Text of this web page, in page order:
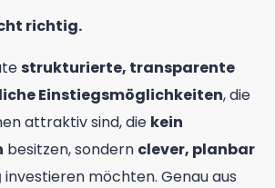
richtig.
strukturierte, transparente
Einstiegsmöglichkeiten, die
attraktiv sind, die kein
besitzen, sondern clever, planbar
investieren möchten. Genau aus